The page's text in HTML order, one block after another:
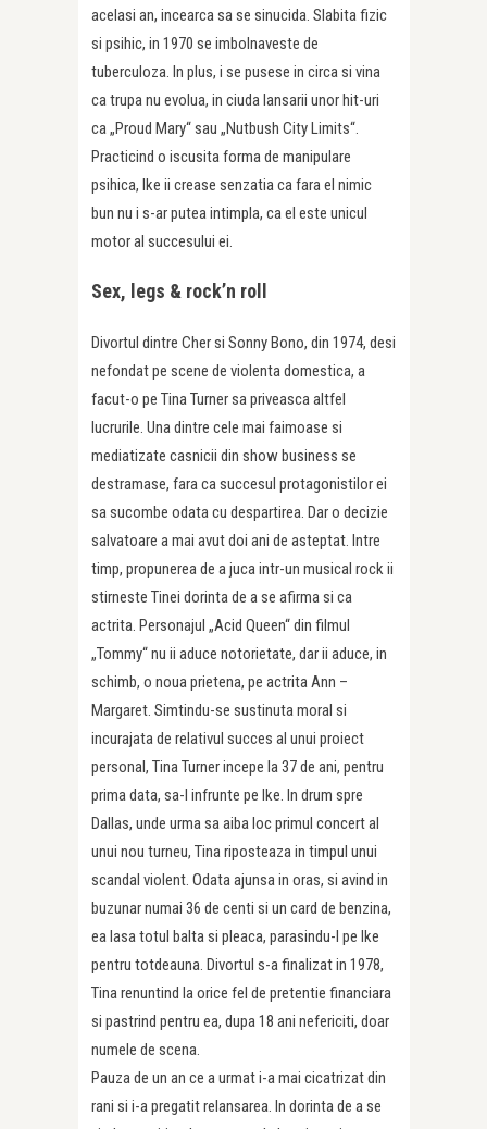
acelasi an, incearca sa se sinucida. Slabita fizic
si psihic, in 1970 se imbolnaveste de
tuberculoza. In plus, i se pusese in circa si vina
ca trupa nu evolua, in ciuda lansarii unor hit-uri
ca „Proud Mary“ sau „Nutbush City Limits“.
Practicind o iscusita forma de manipulare
psihica, Ike ii crease senzatia ca fara el nimic
bun nu i s-ar putea intimpla, ca el este unicul
motor al succesului ei.
Sex, legs & rock’n roll
Divortul dintre Cher si Sonny Bono, din 1974, desi
nefondat pe scene de violenta domestica, a
facut-o pe Tina Turner sa priveasca altfel
lucrurile. Una dintre cele mai faimoase si
mediatizate casnicii din show business se
destramase, fara ca succesul protagonistilor ei
sa sucombe odata cu despartirea. Dar o decizie
salvatoare a mai avut doi ani de asteptat. Intre
timp, propunerea de a juca intr-un musical rock ii
stirneste Tinei dorinta de a se afirma si ca
actrita. Personajul „Acid Queen“ din filmul
„Tommy“ nu ii aduce notorietate, dar ii aduce, in
schimb, o noua prietena, pe actrita Ann –
Margaret. Simtindu-se sustinuta moral si
incurajata de relativul succes al unui proiect
personal, Tina Turner incepe la 37 de ani, pentru
prima data, sa-l infrunte pe Ike. In drum spre
Dallas, unde urma sa aiba loc primul concert al
unui nou turneu, Tina riposteaza in timpul unui
scandal violent. Odata ajunsa in oras, si avind in
buzunar numai 36 de centi si un card de benzina,
ea lasa totul balta si pleaca, parasindu-l pe Ike
pentru totdeauna. Divortul s-a finalizat in 1978,
Tina renuntind la orice fel de pretentie financiara
si pastrind pentru ea, dupa 18 ani nefericiti, doar
numele de scena.
Pauza de un an ce a urmat i-a mai cicatrizat din
rani si i-a pregatit relansarea. In dorinta de a se